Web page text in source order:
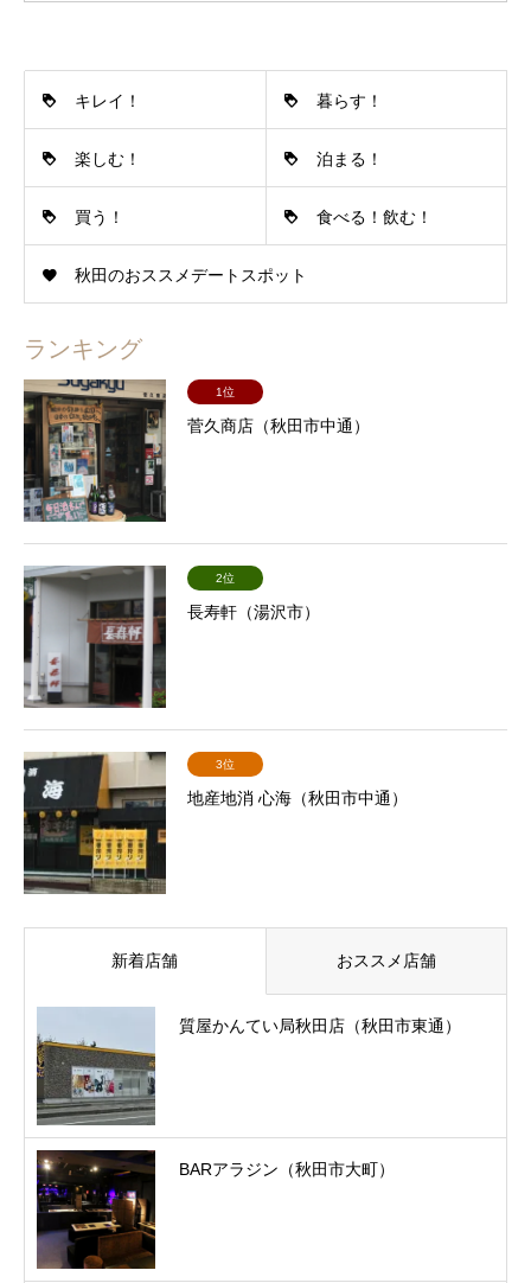
キレイ！ 暮らす！
楽しむ！ 泊まる！
買う！ 食べる！飲む！
秋田のおススメデートスポット
ランキング
1位
菅久商店（秋田市中通）
2位
長寿軒（湯沢市）
3位
地産地消 心海（秋田市中通）
新着店舗 おススメ店舗
質屋かんてい局秋田店（秋田市東通）
BARアラジン（秋田市大町）